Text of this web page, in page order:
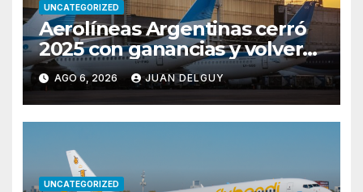
UNCATEGORIZED
Aerolíneas Argentinas cerró
2025 con ganancias y volverá
a pagar impuesto a las
ganancias
AGO 6, 2026 JUAN DELGUY
UNCATEGORIZED